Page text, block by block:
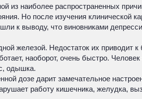
из наиболее распространенных
Но после изучения клинической
к выводу, что виновниками
железой. Недостаток их приводит
наоборот, очень быстро.
одышка.
дозе дарит замечательное
работу кишечника, желудка,